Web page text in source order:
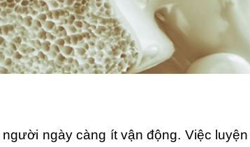
ngày càng ít vận động. Việc